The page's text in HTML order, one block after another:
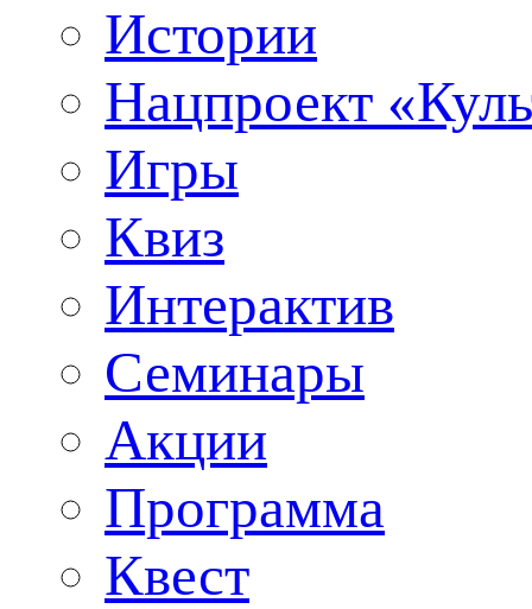
Истории
Нацпроект
Игры
Квиз
Интерактив
Семинары
Акции
Программа
Квест